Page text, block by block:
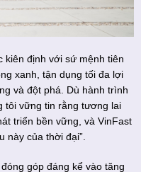
kiên định với sứ mệnh tiên
xanh, tận dụng tối đa lợi
và đột phá. Dù hành trình
tôi vững tin rằng tương lai
triển bền vững, và VinFast
này của thời đại”.
góp đáng kể vào tăng